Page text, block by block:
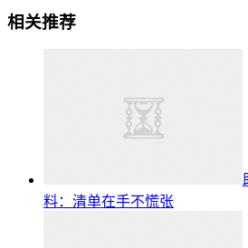
相关推荐
料：清单在手不慌张